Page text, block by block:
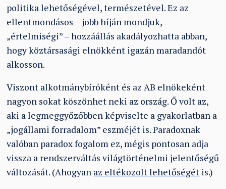
politika lehetőségével, természetével. Ez az
ellentmondásos – jobb híján mondjuk,
„értelmiségi” – hozzáállás akadályozhatta abban,
hogy köztársasági elnökként igazán maradandót
alkosson.
Viszont alkotmánybíróként és az AB elnökeként
nagyon sokat köszönhet neki az ország. Ő volt az,
aki a legmeggyőzőbben képviselte a gyakorlatban a
„jogállami forradalom” eszméjét is. Paradoxnak
valóban paradox fogalom ez, mégis pontosan adja
vissza a rendszerváltás világtörténelmi jelentőségű
változását. (Ahogyan az eltékozolt lehetőségét is.)